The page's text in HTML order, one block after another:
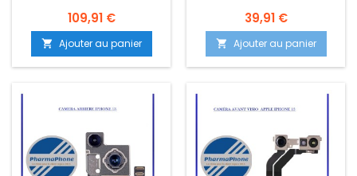
109,91 €
 Ajouter au panier
39,91 €
 Ajouter au panier